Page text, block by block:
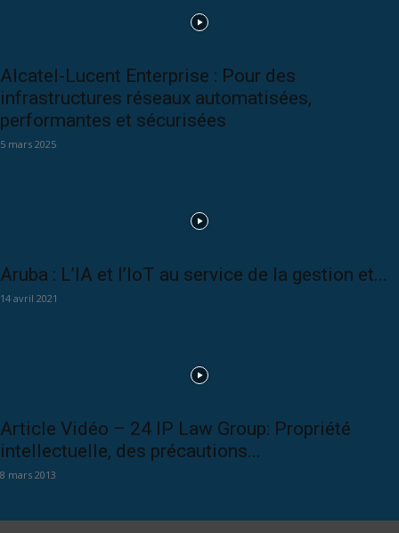
Alcatel-Lucent Enterprise : Pour des
infrastructures réseaux automatisées,
performantes et sécurisées
5 mars 2025
Aruba : L’IA et l’IoT au service de la gestion et...
14 avril 2021
Article Vidéo – 24 IP Law Group: Propriété
intellectuelle, des précautions...
8 mars 2013